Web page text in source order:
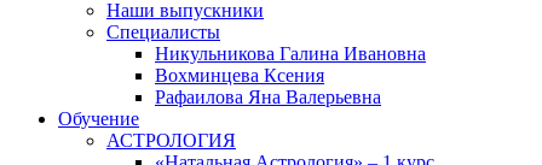
Наши выпускники
Специалисты
Никульникова Галина Ивановна
Вохминцева Ксения
Рафаилова Яна Валерьевна
Обучение
АСТРОЛОГИЯ